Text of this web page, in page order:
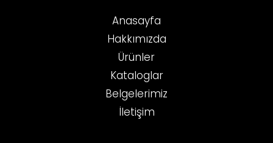
Anasayfa
Hakkımızda
Ürünler
Kataloglar
Belgelerimiz
İletişim